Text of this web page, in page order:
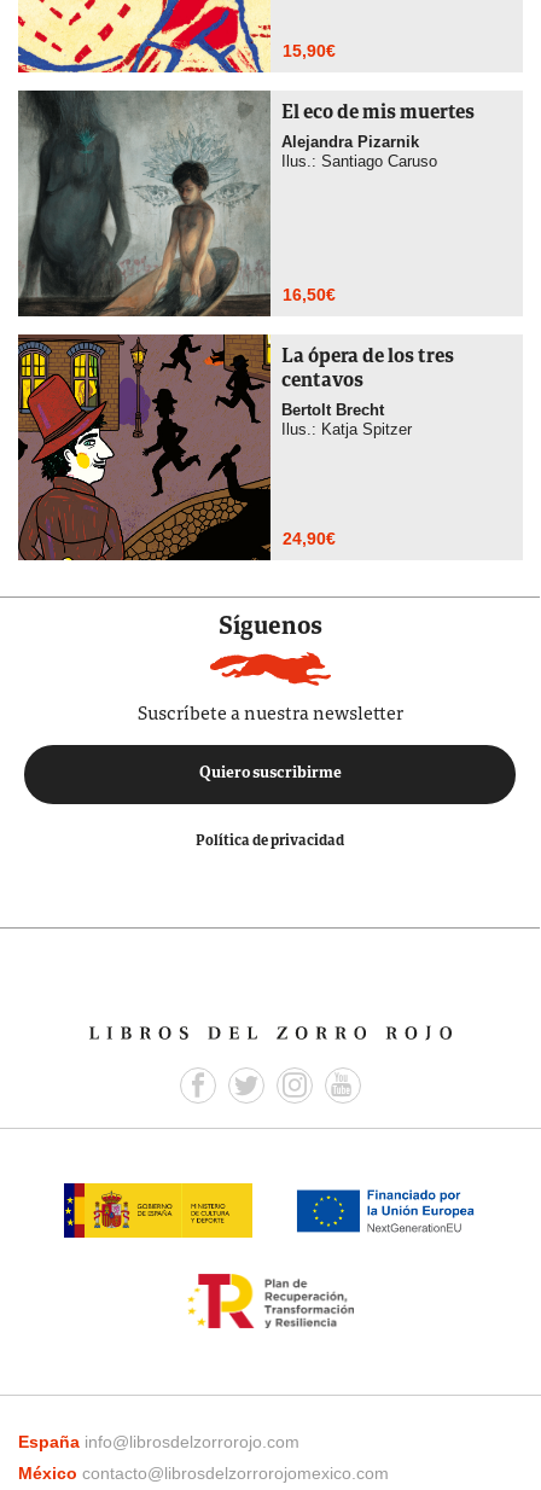
15,90€
El eco de mis muertes
Alejandra Pizarnik
Ilus.: Santiago Caruso
16,50€
La ópera de los tres
centavos
Bertolt Brecht
Ilus.: Katja Spitzer
24,90€
Síguenos
Suscríbete a nuestra newsletter
Quiero suscribirme
Política de privacidad
España info@librosdelzorrorojo.com
México contacto@librosdelzorrorojomexico.com